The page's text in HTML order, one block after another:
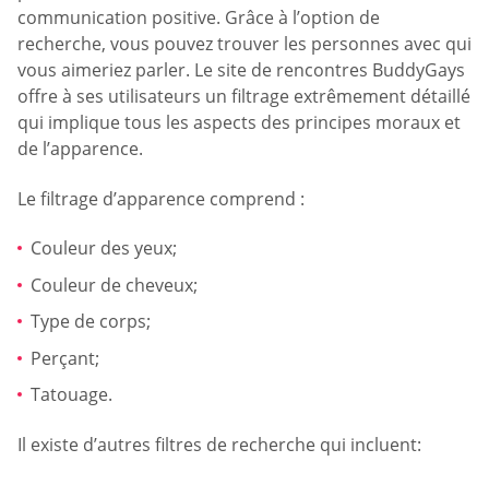
communication positive. Grâce à l’option de
recherche, vous pouvez trouver les personnes avec qui
vous aimeriez parler. Le site de rencontres BuddyGays
offre à ses utilisateurs un filtrage extrêmement détaillé
qui implique tous les aspects des principes moraux et
de l’apparence.
Le filtrage d’apparence comprend :
Couleur des yeux;
Couleur de cheveux;
Type de corps;
Perçant;
Tatouage.
Il existe d’autres filtres de recherche qui incluent: